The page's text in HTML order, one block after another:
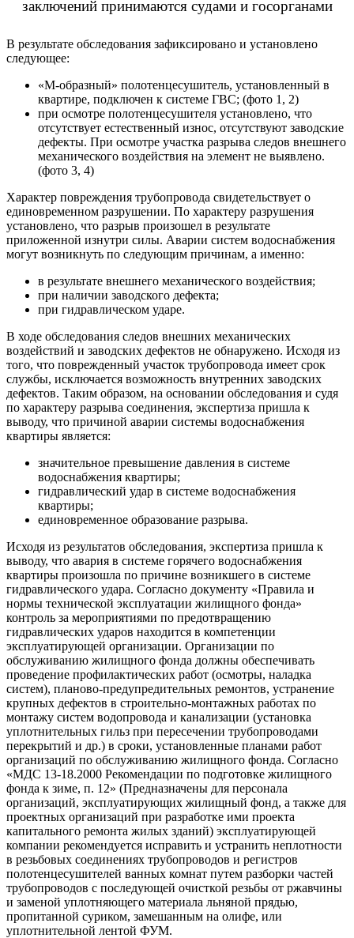
заключений принимаются судами и госорганами
В результате обследования зафиксировано и установлено
следующее:
«М-образный» полотенцесушитель, установленный в
квартире, подключен к системе ГВС; (фото 1, 2)
при осмотре полотенцесушителя установлено, что
отсутствует естественный износ, отсутствуют заводские
дефекты. При осмотре участка разрыва следов внешнего
механического воздействия на элемент не выявлено.
(фото 3, 4)
Характер повреждения трубопровода свидетельствует о
единовременном разрушении. По характеру разрушения
установлено, что разрыв произошел в результате
приложенной изнутри силы. Аварии систем водоснабжения
могут возникнуть по следующим причинам, а именно:
в результате внешнего механического воздействия;
при наличии заводского дефекта;
при гидравлическом ударе.
В ходе обследования следов внешних механических
воздействий и заводских дефектов не обнаружено. Исходя из
того, что поврежденный участок трубопровода имеет срок
службы, исключается возможность внутренних заводских
дефектов. Таким образом, на основании обследования и судя
по характеру разрыва соединения, экспертиза пришла к
выводу, что причиной аварии системы водоснабжения
квартиры является:
значительное превышение давления в системе
водоснабжения квартиры;
гидравлический удар в системе водоснабжения
квартиры;
единовременное образование разрыва.
Исходя из результатов обследования, экспертиза пришла к
выводу, что авария в системе горячего водоснабжения
квартиры произошла по причине возникшего в системе
гидравлического удара. Согласно документу «Правила и
нормы технической эксплуатации жилищного фонда»
контроль за мероприятиями по предотвращению
гидравлических ударов находится в компетенции
эксплуатирующей организации. Организации по
обслуживанию жилищного фонда должны обеспечивать
проведение профилактических работ (осмотры, наладка
систем), планово-предупредительных ремонтов, устранение
крупных дефектов в строительно-монтажных работах по
монтажу систем водопровода и канализации (установка
уплотнительных гильз при пересечении трубопроводами
перекрытий и др.) в сроки, установленные планами работ
организаций по обслуживанию жилищного фонда. Согласно
«МДС 13-18.2000 Рекомендации по подготовке жилищного
фонда к зиме, п. 12» (Предназначены для персонала
организаций, эксплуатирующих жилищный фонд, а также для
проектных организаций при разработке ими проекта
капитального ремонта жилых зданий) эксплуатирующей
компании рекомендуется исправить и устранить неплотности
в резьбовых соединениях трубопроводов и регистров
полотенцесушителей ванных комнат путем разборки частей
трубопроводов с последующей очисткой резьбы от ржавчины
и заменой уплотняющего материала льняной прядью,
пропитанной суриком, замешанным на олифе, или
уплотнительной лентой ФУМ.